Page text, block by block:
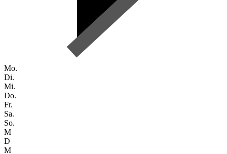
Mo.
Di.
Mi.
Do.
Fr.
Sa.
So.
M
D
M